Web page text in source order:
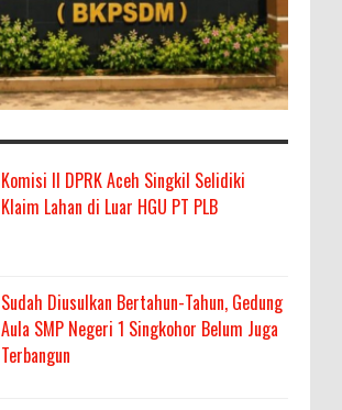
Komisi II DPRK Aceh Singkil Selidiki
Klaim Lahan di Luar HGU PT PLB
Sudah Diusulkan Bertahun-Tahun, Gedung
Aula SMP Negeri 1 Singkohor Belum Juga
Terbangun